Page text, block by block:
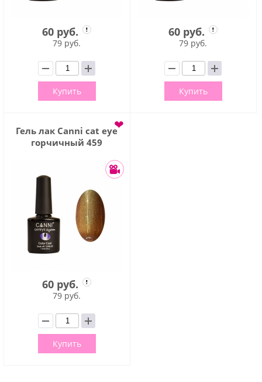
60 руб.
79 руб.
Купить
60 руб.
79 руб.
Купить
Гель лак Сanni cat eye
горчичный 459
❤
60 руб.
79 руб.
Купить